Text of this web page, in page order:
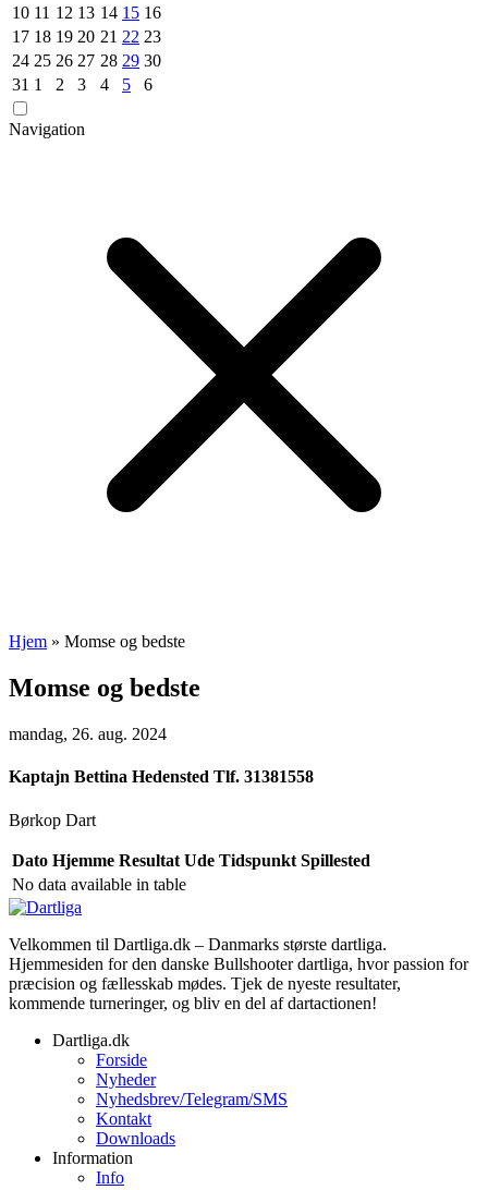
10 11 12 13 14 15 16
17 18 19 20 21 22 23
24 25 26 27 28 29 30
31 1 2 3 4 5 6
Navigation
Hjem » Momse og bedste
Momse og bedste
mandag, 26. aug. 2024
Kaptajn Bettina Hedensted Tlf. 31381558
Børkop Dart
Dato Hjemme Resultat Ude Tidspunkt Spillested
No data available in table
Velkommen til Dartliga.dk – Danmarks største dartliga.
Hjemmesiden for den danske Bullshooter dartliga, hvor passion for
præcision og fællesskab mødes. Tjek de nyeste resultater,
kommende turneringer, og bliv en del af dartactionen!
Dartliga.dk
Forside
Nyheder
Nyhedsbrev/Telegram/SMS
Kontakt
Downloads
Information
Info